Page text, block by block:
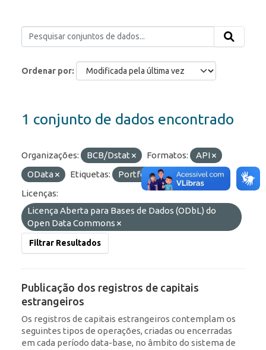
Ordenar por
1 conjunto de dados encontrado
Organizações: BCB/Dstat Formatos:
API
OData
Etiquetas: Portfólio
RDE
Licenças:
Licença Aberta para Bases de Dados (ODbL) do
Open Data Commons
Filtrar Resultados
Publicação dos registros de capitais
estrangeiros
Os registros de capitais estrangeiros contemplam os
seguintes tipos de operações, criadas ou encerradas
em cada período data-base, no âmbito do sistema de